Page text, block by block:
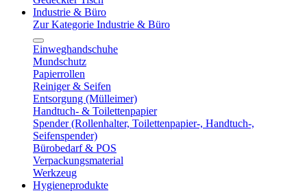
Industrie & Büro
Zur Kategorie Industrie & Büro
Einweghandschuhe
Mundschutz
Papierrollen
Reiniger & Seifen
Entsorgung (Mülleimer)
Handtuch- & Toilettenpapier
Spender (Rollenhalter, Toilettenpapier-, Handtuch-,
Seifenspender)
Bürobedarf & POS
Verpackungsmaterial
Werkzeug
Hygieneprodukte